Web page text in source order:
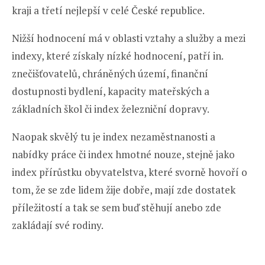
kraji a třetí nejlepší v celé České republice.
Nižší hodnocení má v oblasti vztahy a služby a mezi
indexy, které získaly nízké hodnocení, patří in.
znečišťovatelů, chráněných území, finanční
dostupnosti bydlení, kapacity mateřských a
základních škol či index železniční dopravy.
Naopak skvělý tu je index nezaměstnanosti a
nabídky práce či index hmotné nouze, stejně jako
index přírůstku obyvatelstva, které svorně hovoří o
tom, že se zde lidem žije dobře, mají zde dostatek
příležitostí a tak se sem buď stěhují anebo zde
zakládají své rodiny.